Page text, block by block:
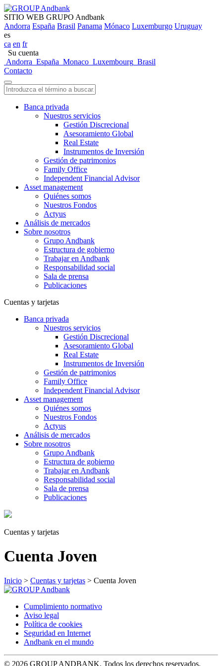
SITIO WEB GRUPO Andbank
Andorra España Brasil Panama Mónaco Luxemburgo Uruguay
es
ca en fr
Su cuenta
Andorra España Monaco Luxembourg Brasil
Contacto
Banca privada
Nuestros servicios
Gestión Discrecional
Asesoramiento Global
Real Estate
Instrumentos de Inversión
Gestión de patrimonios
Family Office
Independent Financial Advisor
Asset management
Quiénes somos
Nuestros Fondos
Actyus
Análisis de mercados
Sobre nosotros
Grupo Andbank
Estructura de gobierno
Trabajar en Andbank
Responsabilidad social
Sala de prensa
Publicaciones
Cuentas y tarjetas
Banca privada
Nuestros servicios
Gestión Discrecional
Asesoramiento Global
Real Estate
Instrumentos de Inversión
Gestión de patrimonios
Family Office
Independent Financial Advisor
Asset management
Quiénes somos
Nuestros Fondos
Actyus
Análisis de mercados
Sobre nosotros
Grupo Andbank
Estructura de gobierno
Trabajar en Andbank
Responsabilidad social
Sala de prensa
Publicaciones
Cuentas y tarjetas
Cuenta Joven
Inicio > Cuentas y tarjetas > Cuenta Joven
Cumplimiento normativo
Aviso legal
Política de cookies
Seguridad en Internet
Andbank en el mundo
© 2026 GROUP ANDBANK. Todos los derechos reservados.